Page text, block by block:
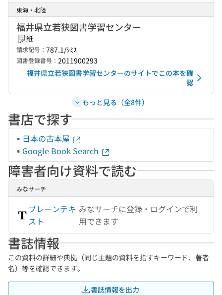
東海・北陸
福井県立若狭図書学習センター
紙
請求記号： 787.1/ｼﾐｽ
図書登録番号： 2011900293
福井県立若狭図書学習センターのサイトでこの本を確
認
もっと見る（全8件）
書店で探す
日本の古本屋
Google Book Search
障害者向け資料で読む
みなサーチ
プレーンテキ
スト
みなサーチに登録・ログインで利
用できます
書誌情報
この資料の詳細や典拠（同じ主題の資料を指すキーワード、著者
名）等を確認できます。
書誌情報を出力